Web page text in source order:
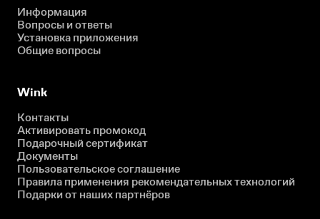
Информация
Вопросы и ответы
Установка приложения
Общие вопросы
Wink
Контакты
Активировать промокод
Подарочный сертификат
Документы
Пользовательское соглашение
Правила применения рекомендательных технологий
Подарки от наших партнёров